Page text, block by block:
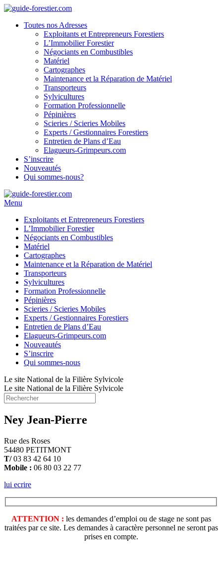
Toutes nos Adresses
Exploitants et Entrepreneurs Forestiers
L’Immobilier Forestier
Négociants en Combustibles
Matériel
Cartographes
Maintenance et la Réparation de Matériel
Transporteurs
Sylvicultures
Formation Professionnelle
Pépinières
Scieries / Scieries Mobiles
Experts / Gestionnaires Forestiers
Entretien de Plans d’Eau
Elagueurs-Grimpeurs.com
S’inscrire
Nouveautés
Qui sommes-nous?
Menu
Exploitants et Entrepreneurs Forestiers
L’Immobilier Forestier
Négociants en Combustibles
Matériel
Cartographes
Maintenance et la Réparation de Matériel
Transporteurs
Sylvicultures
Formation Professionnelle
Pépinières
Scieries / Scieries Mobiles
Experts / Gestionnaires Forestiers
Entretien de Plans d’Eau
Elagueurs-Grimpeurs.com
Nouveautés
S’inscrire
Qui sommes-nous
Le site National de la Filière Sylvicole
Le site National de la Filière Sylvicole
Ney Jean-Pierre
Rue des Roses
54480 PETITMONT
T/03 83 42 64 10
Mobile : 06 80 03 22 77
lui ecrire
ATTENTION : les demandes d’emploi ou de stage ne sont pas
traitées par ce site. Les demandes à caractère personnel ne seront pas
prises en compte.